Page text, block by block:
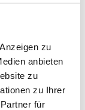
zu
anbieten
zu
zu Ihrer
für
Derlien
|News,